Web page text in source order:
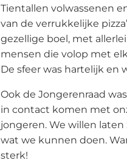
Tientallen volwassenen
van de verrukkelijke
gezellige boel, met
mensen die volop met
De sfeer was hartelijk en
Ook de Jongerenraad
in contact komen met
jongeren. We willen
wat we kunnen doen.
sterk!